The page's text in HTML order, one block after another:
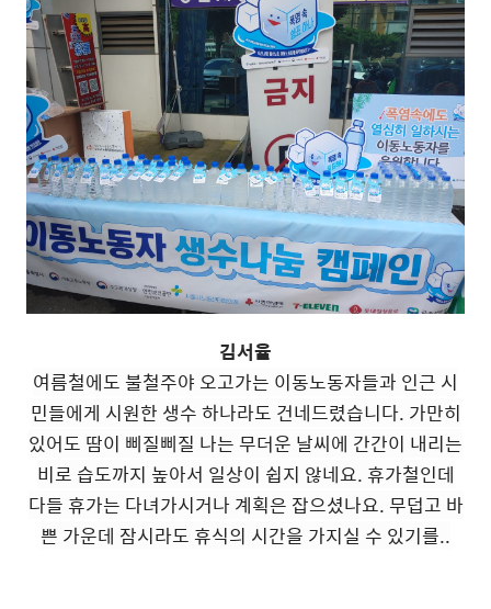
김서율
여름철에도 불철주야 오고가는 이동노동자들과 인근 시
민들에게 시원한 생수 하나라도 건네드렸습니다. 가만히
있어도 땀이 삐질삐질 나는 무더운 날씨에 간간이 내리는
비로 습도까지 높아서 일상이 쉽지 않네요. 휴가철인데
다들 휴가는 다녀가시거나 계획은 잡으셨나요. 무덥고 바
쁜 가운데 잠시라도 휴식의 시간을 가지실 수 있기를..